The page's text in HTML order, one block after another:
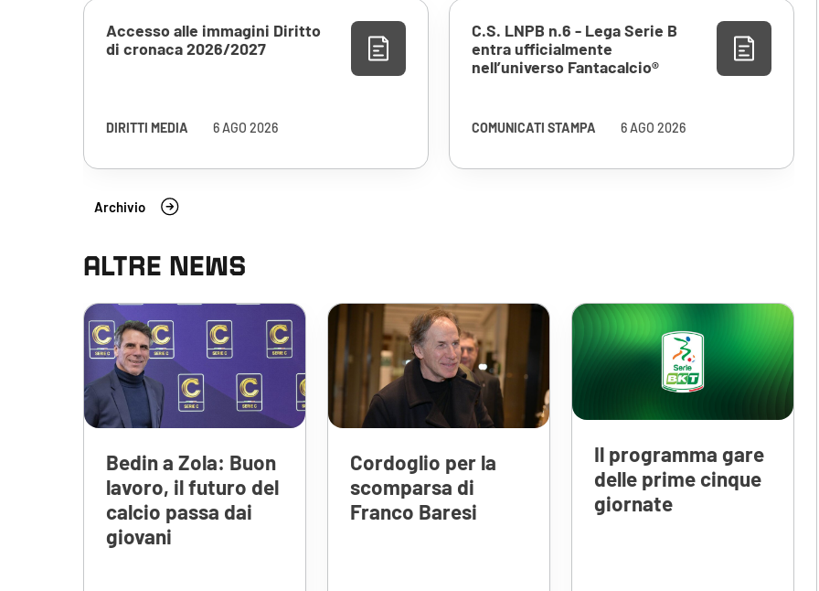
Accesso alle immagini Diritto
di cronaca 2026/2027
DIRITTI MEDIA 6 AGO 2026
C.S. LNPB n.6 - Lega Serie B
entra ufficialmente
nell’universo Fantacalcio®
COMUNICATI STAMPA 6 AGO 2026
Archivio
ALTRE NEWS
Bedin a Zola: Buon
lavoro, il futuro del
calcio passa dai
giovani
Cordoglio per la
scomparsa di
Franco Baresi
Il programma gare
delle prime cinque
giornate